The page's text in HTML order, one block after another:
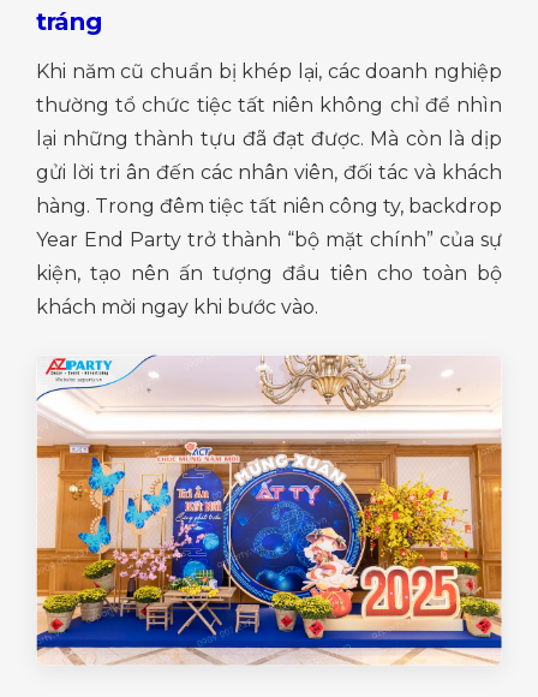
tráng
Khi năm cũ chuẩn bị khép lại, các doanh nghiệp
thường tổ chức tiệc tất niên không chỉ để nhìn
lại những thành tựu đã đạt được. Mà còn là dịp
gửi lời tri ân đến các nhân viên, đối tác và khách
hàng. Trong đêm tiệc tất niên công ty, backdrop
Year End Party trở thành “bộ mặt chính” của sự
kiện, tạo nên ấn tượng đầu tiên cho toàn bộ
khách mời ngay khi bước vào.